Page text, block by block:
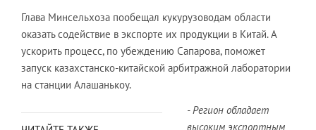
Глава Минсельхоза пообещал кукурузоводам области
оказать содействие в экспорте их продукции в Китай. А
ускорить процесс, по убеждению Сапарова, поможет
запуск казахстанско-китайской арбитражной лаборатории
на станции Алашанькоу.
- Регион обладает
высоким экспортным